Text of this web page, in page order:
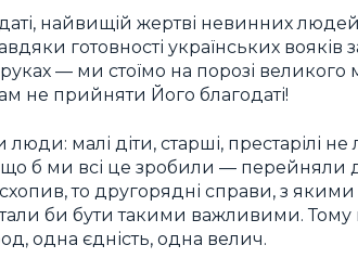
найвищій жертві невинних людей
готовності українських
— ми стоїмо на порозі
не прийняти Його благодаті!
люди: малі діти, старші, престарілі
б ми всі це зробили — перейняли
то другорядні справи, з
би бути такими важливими. Тому
одна єдність, одна велич.